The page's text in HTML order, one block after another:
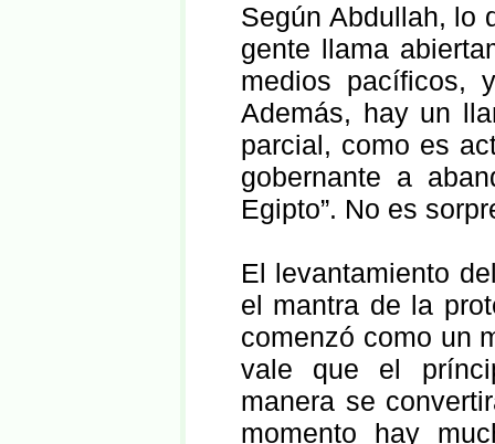
Según Abdullah, lo
gente llama
medios pacíficos,
Además, hay un
parcial, como es
gobernante a
Egipto”. No es
El levantamiento
el mantra de la
comenzó como un
vale que el
manera se
momento hay